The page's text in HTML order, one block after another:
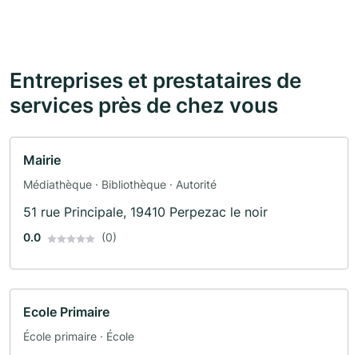
Entreprises et prestataires de
services près de chez vous
Mairie
Médiathèque · Bibliothèque · Autorité
51 rue Principale, 19410 Perpezac le noir
0.0 (0)
Ecole Primaire
École primaire · École